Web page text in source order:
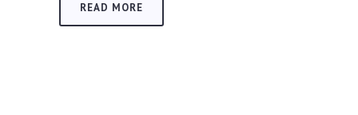
READ MORE